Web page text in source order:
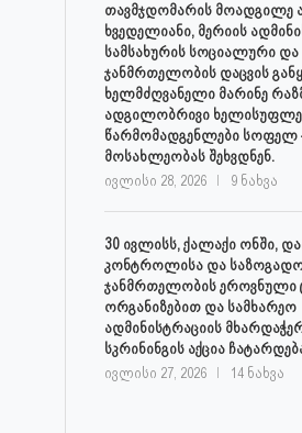
თავმჯდომარის მოადგილე
ხვედელიანი, მერიის
სამსახურის სოციალური და
ჯანმრთელობის დაცვის
ხელმძღვანელი მარინე
ადგილობრივი
წარმომადგენლები
მოსახლეობას შეხვდნენ.
ივლისი 28, 2026 9 ნახვა
30 ივლისს, ქალაქი ონში,
კონტროლისა და
ჯანმრთელობის ეროვნული
ორგანიზებით და სამხარეო
ადმინისტრაციის
სკრინინგის აქცია
ივლისი 27, 2026 14 ნახვა